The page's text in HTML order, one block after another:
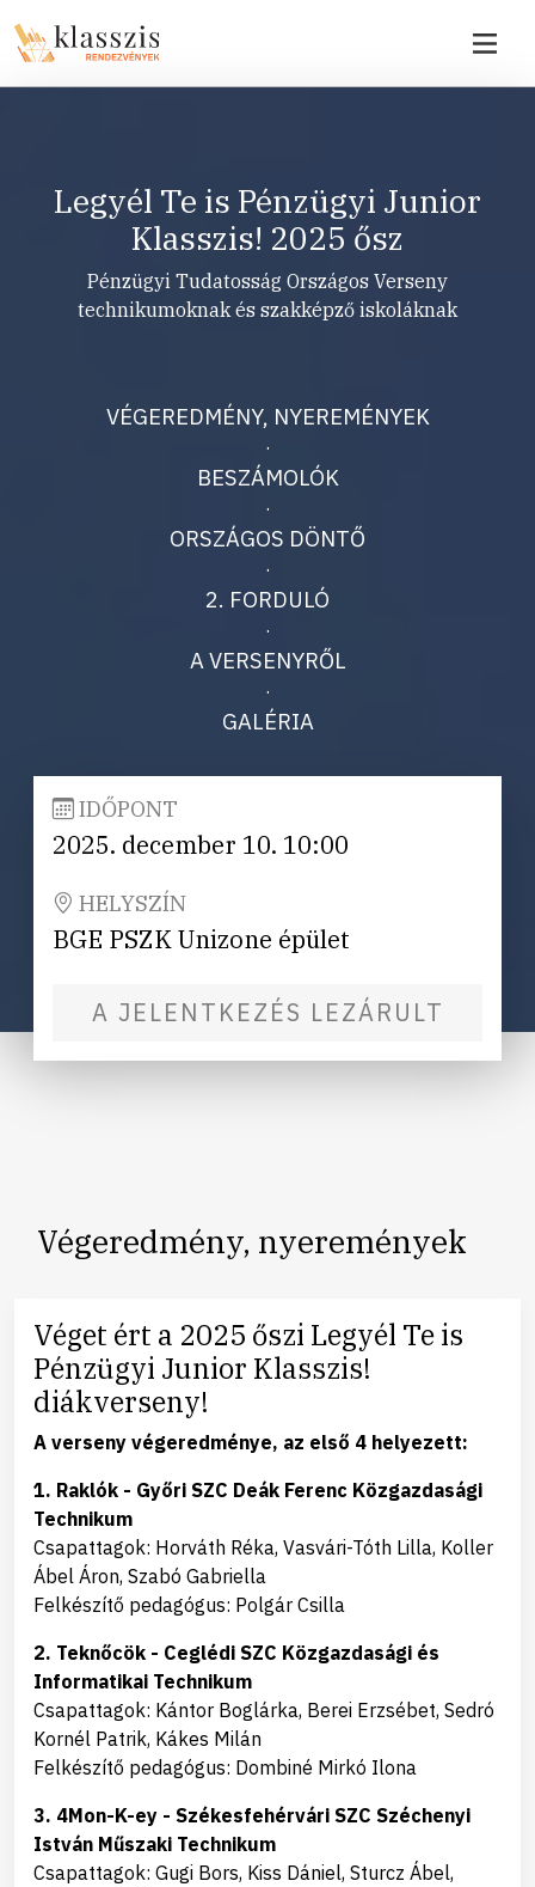
Legyél Te is Pénzügyi Junior
Klasszis! 2025 ősz
Pénzügyi Tudatosság Országos Verseny
technikumoknak és szakképző iskoláknak
VÉGEREDMÉNY, NYEREMÉNYEK
·
BESZÁMOLÓK
·
ORSZÁGOS DÖNTŐ
·
2. FORDULÓ
·
A VERSENYRŐL
·
GALÉRIA
IDŐPONT
2025. december 10. 10:00
HELYSZÍN
BGE PSZK Unizone épület
A JELENTKEZÉS LEZÁRULT
Végeredmény, nyeremények
Véget ért a 2025 őszi Legyél Te is
Pénzügyi Junior Klasszis!
diákverseny!
A verseny végeredménye, az első 4 helyezett:
1. Raklók - Győri SZC Deák Ferenc Közgazdasági
Technikum
Csapattagok: Horváth Réka, Vasvári-Tóth Lilla, Koller
Ábel Áron, Szabó Gabriella
Felkészítő pedagógus: Polgár Csilla
2. Teknőcök - Ceglédi SZC Közgazdasági és
Informatikai Technikum
Csapattagok: Kántor Boglárka, Berei Erzsébet, Sedró
Kornél Patrik, Kákes Milán
Felkészítő pedagógus: Dombiné Mirkó Ilona
3. 4Mon-K-ey - Székesfehérvári SZC Széchenyi
István Műszaki Technikum
Csapattagok: Gugi Bors, Kiss Dániel, Sturcz Ábel,